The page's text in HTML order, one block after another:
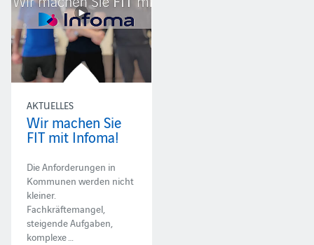
AKTUELLES
Wir machen Sie
FIT mit Infoma!
Die Anforderungen in
Kommunen werden nicht
kleiner.
Fachkräftemangel,
steigende Aufgaben,
komplexe …